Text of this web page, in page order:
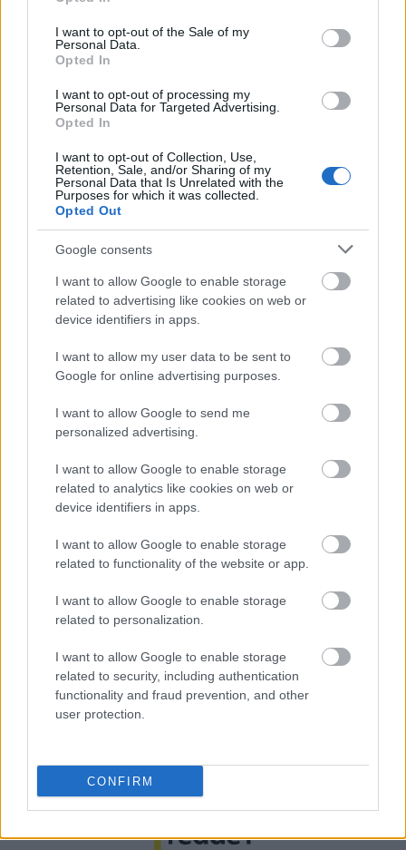
use your data for below specified purposes in below Google
consent section.
I want to opt-out of the Sale of my
Personal Data.
Opted In
I want to opt-out of processing my
Personal Data for Targeted Advertising.
Opted In
I want to opt-out of Collection, Use,
Retention, Sale, and/or Sharing of my
Personal Data that Is Unrelated with the
Purposes for which it was collected.
Opted Out
Google consents
I want to allow Google to enable storage
related to advertising like cookies on web or
device identifiers in apps.
I want to allow my user data to be sent to
Google for online advertising purposes.
I want to allow Google to send me
personalized advertising.
I want to allow Google to enable storage
related to analytics like cookies on web or
device identifiers in apps.
I want to allow Google to enable storage
related to functionality of the website or app.
I want to allow Google to enable storage
related to personalization.
I want to allow Google to enable storage
related to security, including authentication
functionality and fraud prevention, and other
user protection.
CONFIRM
BEST OF INTERNET
σπουδαίου deal
Νέντοβιτς για Γουόκαπ: «Είναι από τους πιο... βρώμικους
παίκτες της EuroLeague, αλλά τόσο καλό παιδί!»
Ολυμπιακός: Τελειώνει άμεσα του Μπραγκάντσα σύμφωνα με